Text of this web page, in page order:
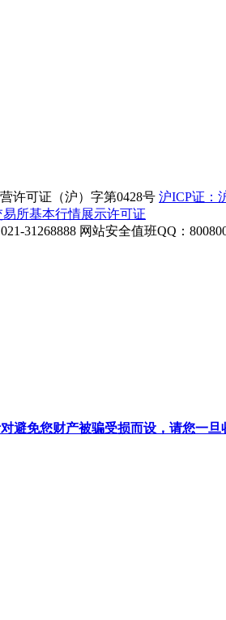
许可证（沪）字第0428号 沪ICP证：
所基本行情展示许可证
31268888 网站安全值班QQ：
避免您财产被骗受损而设，请您一旦